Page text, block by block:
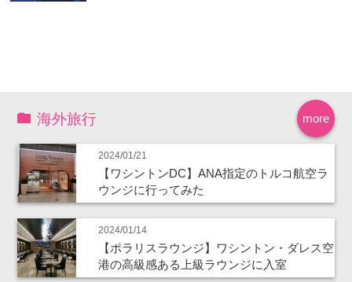
more
海外旅行
2024/01/21
【ワシントンDC】ANA指定のトルコ航空ラ
ウンジに行ってみた
2024/01/14
【ポラリスラウンジ】ワシントン・ダレス空
港の高級感ある上級ラウンジに入室